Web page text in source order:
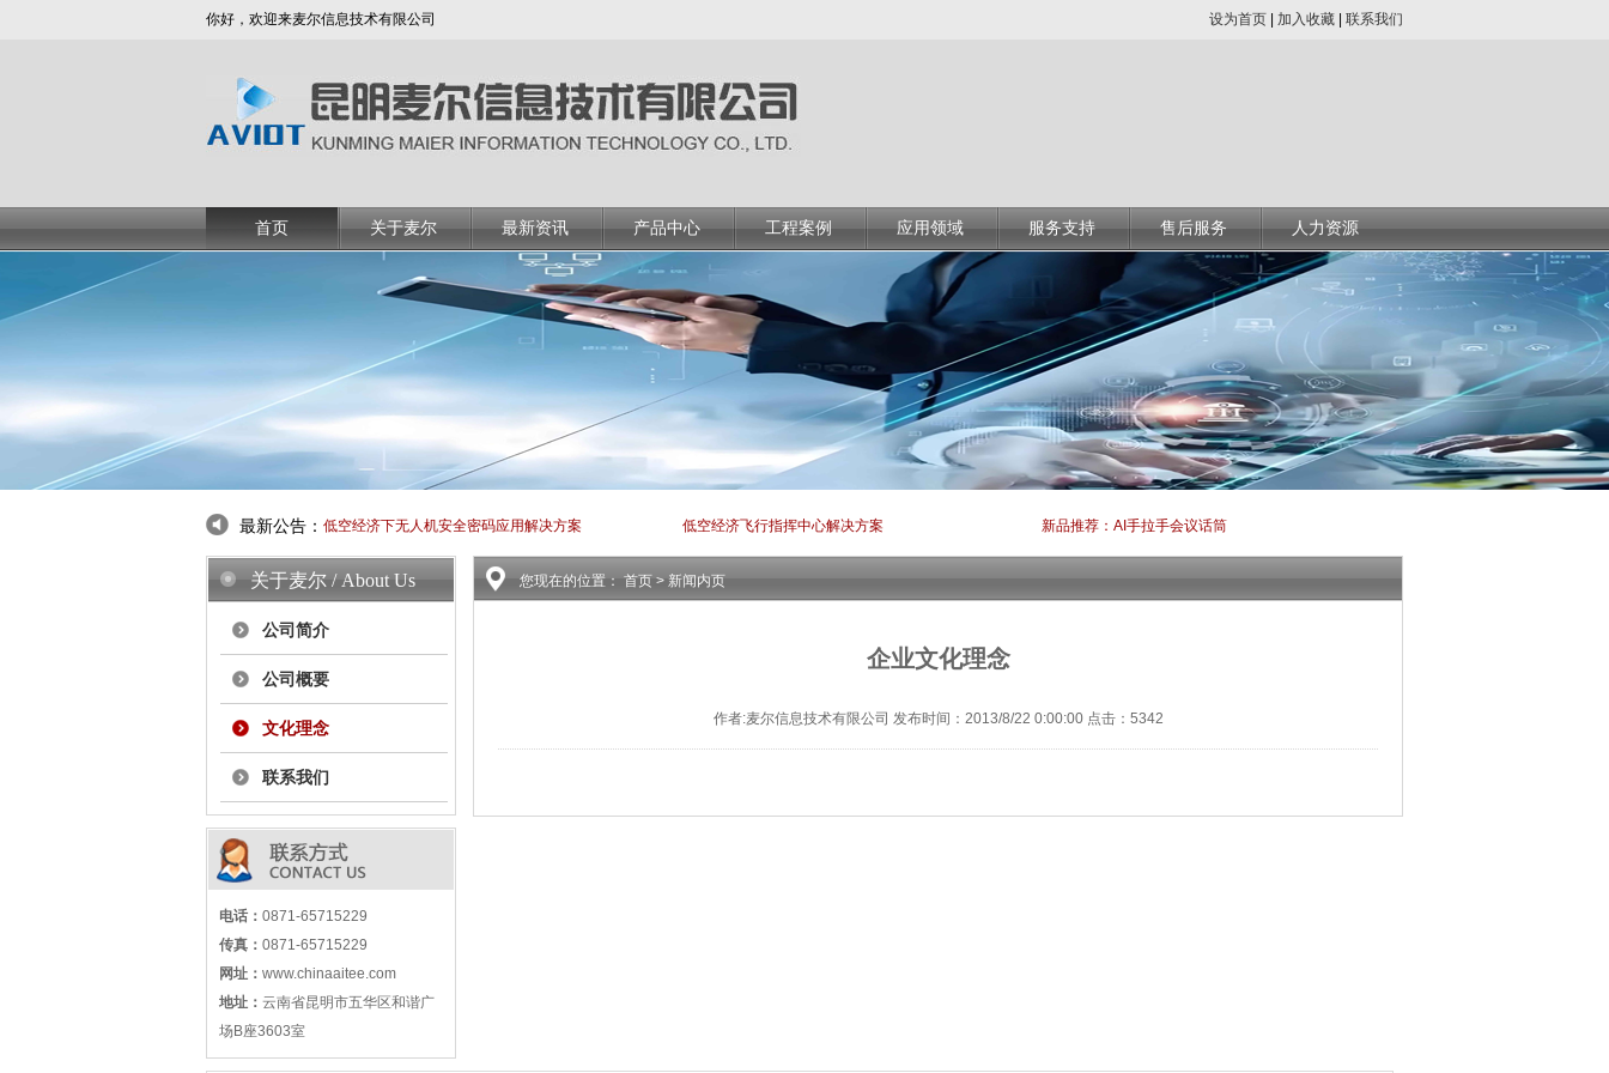
你好，欢迎来麦尔信息技术有限公司 设为首页 加入收藏 联系我们
首页 关于麦尔 最新资讯 产品中心 工程案例 应用领域 服务支持 售后服务 人力资源
最新公告： 低空经济下无人机安全密码应用解决方案 低空经济飞行指挥中心解决方案 新品推荐：AI手拉手会议话筒
关于麦尔 / About Us
公司简介
公司概要
文化理念
联系我们
电话： 0871-65715229
传真： 0871-65715229
网址： www.chinaaitee.com
地址： 云南省昆明市五华区和谐广
场B座3603室
您现在的位置： 首页 > 新闻内页
企业文化理念
作者:麦尔信息技术有限公司 发布时间：2013/8/22 0:00:00 点击：5342